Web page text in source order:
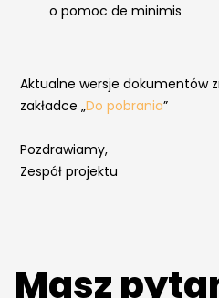
o pomoc de minimis
Aktualne wersje dokumentów
zakładce „Do pobrania”
Pozdrawiamy,
Zespół projektu
Masz